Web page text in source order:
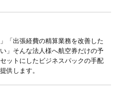
「出張経費の精算業務を改善した
」そんな法人様へ航空券だけの予
ットにしたビジネスパックの手配
供します。